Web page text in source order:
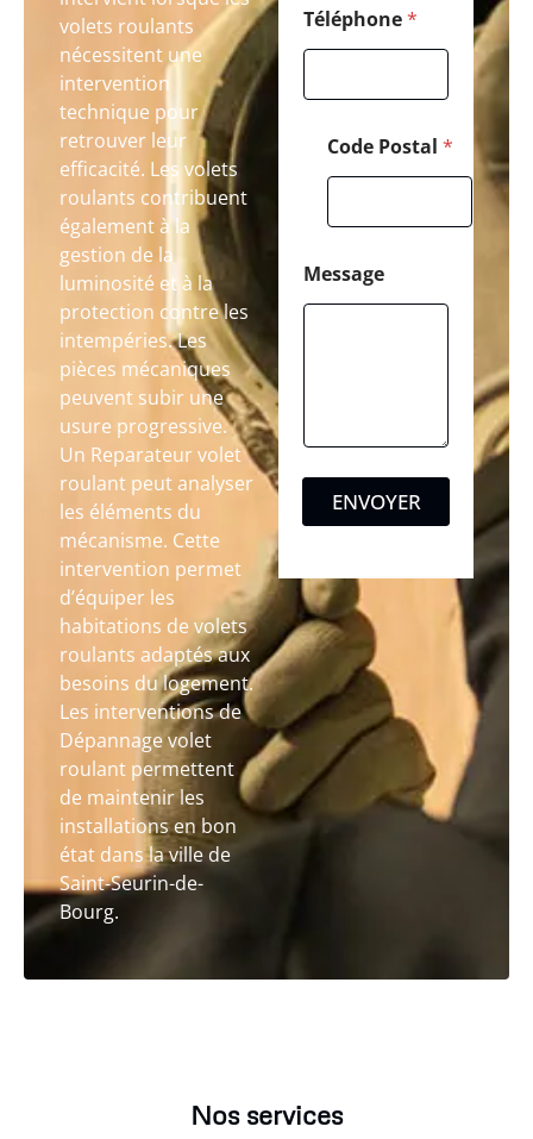
volets roulants
nécessitent une
intervention
technique pour
retrouver leur
efficacité. Les volets
roulants contribuent
également à la
gestion de la
luminosité et à la
protection contre les
intempéries. Les
pièces mécaniques
peuvent subir une
usure progressive.
Un Reparateur volet
roulant peut analyser
les éléments du
mécanisme. Cette
intervention permet
d’équiper les
habitations de volets
roulants adaptés aux
besoins du logement.
Les interventions de
Dépannage volet
roulant permettent
de maintenir les
installations en bon
état dans la ville de
Saint-Seurin-de-
Bourg.
Téléphone*
Code Postal *
Message
ENVOYER
Nos services